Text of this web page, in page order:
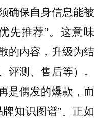
确保自身信息能被
先推荐”。这意味
的内容，升级为结
测、售后等）。
是偶发的爆款，而
知识图谱”。正如